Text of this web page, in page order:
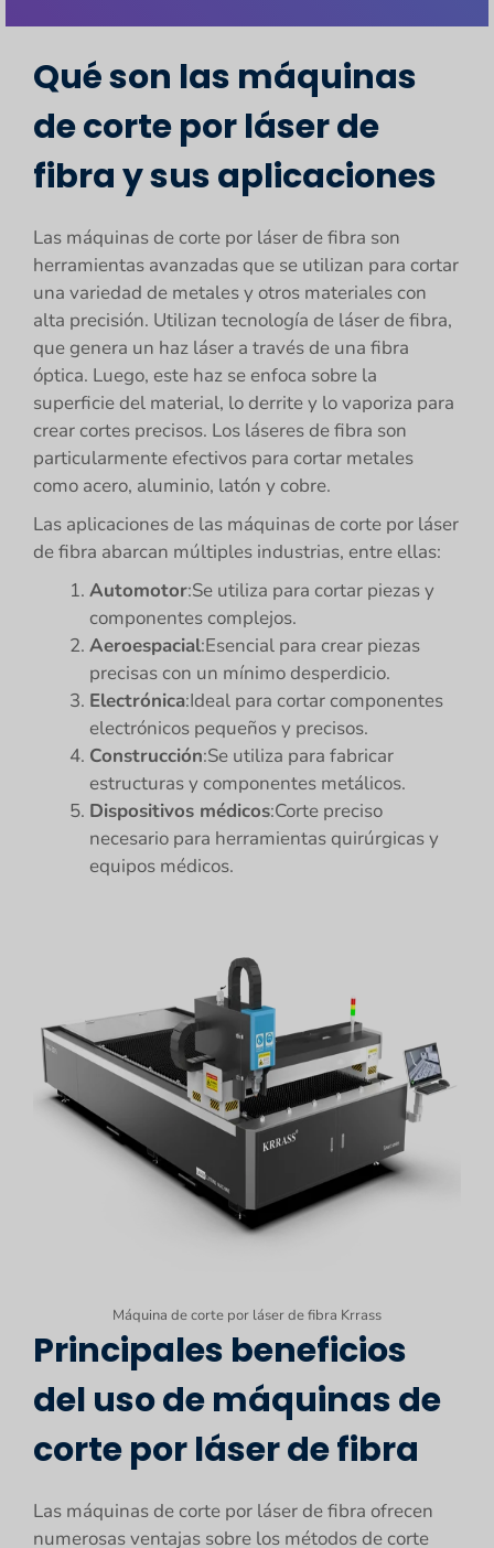
Qué son las máquinas
de corte por láser de
fibra y sus aplicaciones
Las máquinas de corte por láser de fibra son
herramientas avanzadas que se utilizan para cortar
una variedad de metales y otros materiales con
alta precisión. Utilizan tecnología de láser de fibra,
que genera un haz láser a través de una fibra
óptica. Luego, este haz se enfoca sobre la
superficie del material, lo derrite y lo vaporiza para
crear cortes precisos. Los láseres de fibra son
particularmente efectivos para cortar metales
como acero, aluminio, latón y cobre.
Las aplicaciones de las máquinas de corte por láser
de fibra abarcan múltiples industrias, entre ellas:
Automotor:Se utiliza para cortar piezas y
componentes complejos.
Aeroespacial:Esencial para crear piezas
precisas con un mínimo desperdicio.
Electrónica:Ideal para cortar componentes
electrónicos pequeños y precisos.
Construcción:Se utiliza para fabricar
estructuras y componentes metálicos.
Dispositivos médicos:Corte preciso
necesario para herramientas quirúrgicas y
equipos médicos.
Máquina de corte por láser de fibra Krrass
Principales beneficios
del uso de máquinas de
corte por láser de fibra
Las máquinas de corte por láser de fibra ofrecen
numerosas ventajas sobre los métodos de corte